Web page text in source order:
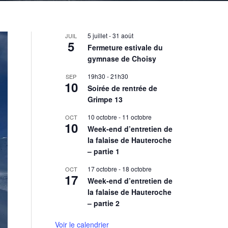
JUIL
5
5 juillet-31 août
Fermeture estivale du
gymnase de Choisy
SEP
10
19h30 -21h30
Soirée de rentrée de
Grimpe 13
OCT
10
10 octobre - 11 octobre
Week-end d’entretien de
la falaise de Hauteroche
– partie 1
OCT
17
17 octobre - 18 octobre
Week-end d’entretien de
la falaise de Hauteroche
– partie 2
Voir le calendrier